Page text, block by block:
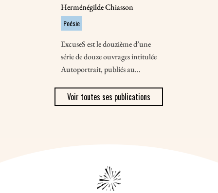
Herménégilde Chiasson
Poésie
ExcuseS est le douzième d’une
série de douze ouvrages intitulée
Autoportrait, publiés au...
Voir toutes ses publications